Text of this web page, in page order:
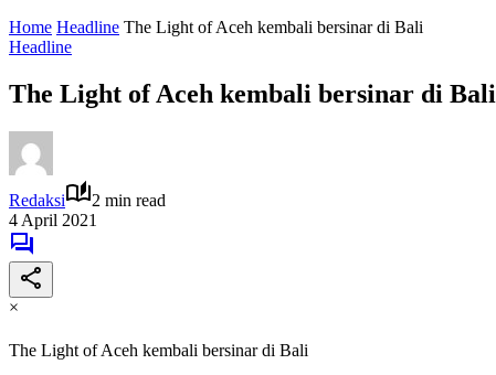
Home Headline The Light of Aceh kembali bersinar di Bali
Headline
The Light of Aceh kembali bersinar di Bali
Redaksi
2 min read
4 April 2021
×
The Light of Aceh kembali bersinar di Bali